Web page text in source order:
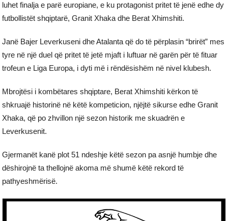
luhet finalja e parë europiane, e ku protagonist pritet të jenë edhe dy
futbollistët shqiptarë, Granit Xhaka dhe Berat Xhimshiti.
Janë Bajer Leverkuseni dhe Atalanta që do të përplasin “brirët” mes
tyre në një duel që pritet të jetë mjaft i luftuar në garën për të fituar
trofeun e Liga Europa, i dyti më i rëndësishëm në nivel klubesh.
Mbrojtësi i kombëtares shqiptare, Berat Xhimshiti kërkon të
shkruajë historinë në këtë kompeticion, njëjtë sikurse edhe Granit
Xhaka, që po zhvillon një sezon historik me skuadrën e
Leverkusenit.
Gjermanët kanë plot 51 ndeshje këtë sezon pa asnjë humbje dhe
dëshirojnë ta thellojnë akoma më shumë këtë rekord të
pathyeshmërisë.